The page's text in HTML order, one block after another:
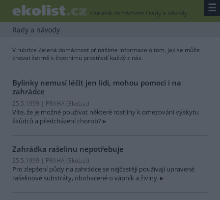
/ zelená domácnost/ rady a návody ☰
Rady a návody
V rubrice Zelená domácnost přinášíme informace o tom, jak se může
chovat šetrně k životnímu prostředí každý z nás.
Bylinky nemusí léčit jen lidi, mohou pomoci i na
zahrádce
25.5.1999 | PRAHA (EkoList)
Víte, že je možné používat některé rostliny k omezování výskytu
škůdců a předcházení chorob?
Zahrádka rašelinu nepotřebuje
25.5.1999 | PRAHA (EkoList)
Pro zlepšení půdy na zahrádce se nejčastěji používají upravené
rašelinové substráty, obohacené o vápník a živiny.